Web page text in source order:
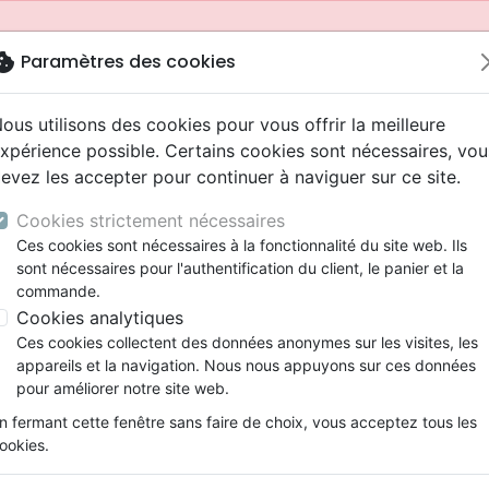
Nouveautés
Testaments
Etude biblique
Segond
Darby
Bandes dessinées
Souffrance, Relation d'aide
Ethique, société, politique
ans
Adolescents, jeunes
Latino, Folk
Soul
Rap, Hip-hop
Louange, Adoration
Pop, Rock
animés
conférences
Films, fiction
Jeux
Papeterie
depuis votre pays (United States).
Sexualité Un plaisir interdit ? - Quand la sexualité
Paramètres des cookies
utilisons des cookies pour vous offrir la meilleure
possible. Certains cookies sont nécessaires,
les accepter pour continuer à naviguer sur ce site.
Cookies strictement nécessaires
Ces cookies sont nécessaires à la fonctionnalité du site web. Ils
sont nécessaires pour l'authentification du client, le panier et la
commande.
Cookies analytiques
Ces cookies collectent des données anonymes sur les visites, les
appareils et la navigation. Nous nous appuyons sur ces données
pour améliorer notre site web.
fermant cette fenêtre sans faire de choix, vous acceptez tous les